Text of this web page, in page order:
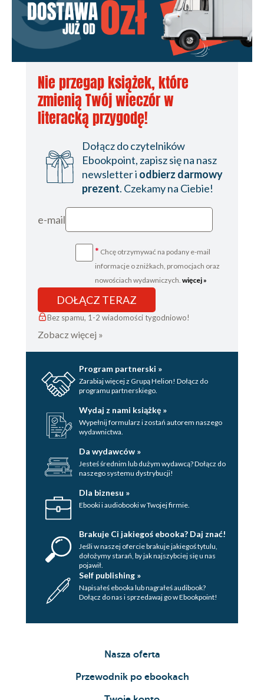
Nie przegap książek, które
zmienią Twój wieczór w
literacką przygodę!
Dołącz do czytelników
Ebookpoint, zapisz się na nasz
newsletter i odbierz darmowy
prezent. Czekamy na Ciebie!
e-mail
* Chcę otrzymywać na podany e-mail
informacje o zniżkach, promocjach oraz
nowościach wydawniczych. więcej »
DOŁĄCZ TERAZ
Bez spamu, 1-2 wiadomości tygodniowo!
Zobacz więcej »
Program partnerski »
Zarabiaj więcej z Grupą Helion! Dołącz do
programu partnerskiego.
Wydaj z nami książkę »
Wypełnij formularz i zostań autorem naszego
wydawnictwa.
Da wydawców »
Jesteś średnim lub dużym wydawcą? Dołącz do
naszego systemu dystrybucji!
Dla biznesu »
Ebooki i audiobooki w Twojej firmie.
Brakuje Ci jakiegoś ebooka? Daj znać!
Jeśli w naszej ofercie brakuje jakiegoś tytulu,
dołożymy starań, by jak najszybciej się u nas
pojawił.
Self publishing »
Napisałeś ebooka lub nagrałeś audibook?
Dołącz do nas i sprzedawaj go w Ebookpoint!
Nasza oferta
Przewodnik po ebookach